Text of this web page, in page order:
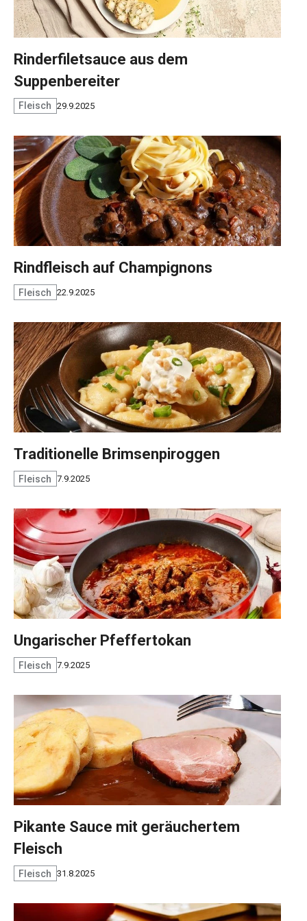
Rinderfiletsauce aus dem
Suppenbereiter
Fleisch 29.9.2025
Rindfleisch auf Champignons
Fleisch 22.9.2025
Traditionelle Brimsenpiroggen
Fleisch 7.9.2025
Ungarischer Pfeffertokan
Fleisch 7.9.2025
Pikante Sauce mit geräuchertem
Fleisch
Fleisch 31.8.2025